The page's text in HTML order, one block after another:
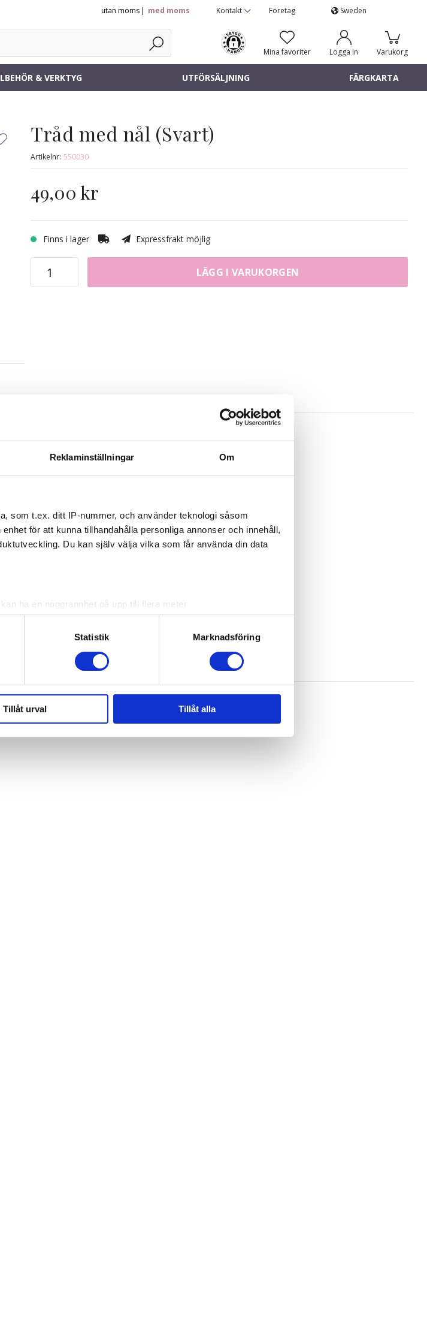
Reklaminställningar Om
som t.ex. ditt IP-nummer, och använder teknologi såsom
för att kunna tillhandahålla personliga annonser och innehåll,
Du kan själv välja vilka som får använda din data
ha en noggrannhet på upp till flera meter
specifika kännetecken (fingeravtryck)
och ställ in dina preferenser i
detaljsektionen. Du kan ändra
även sådana identifierare och annan information från din enhet
vi samarbetar med. Dessa kan i sin tur kombinera informationen
de har samlat in när du har använt deras tjänster.
Statistik Marknadsföring
Tillåt urval Tillåt alla
utan moms med moms Kontakt Företag Sweden
Varukorg
Logga In
Mina favoriter
& VERKTYG UTFÖRSÄLJNING FÄRGKARTA
Tråd med nål (Svart)
Artikelnr: 550030
49,00 kr
Finns i lager Expressfrakt möjlig
LÄGG I VARUKORGEN
ditt eget clip-on-set genom att sy fast clips på ett hårträns.